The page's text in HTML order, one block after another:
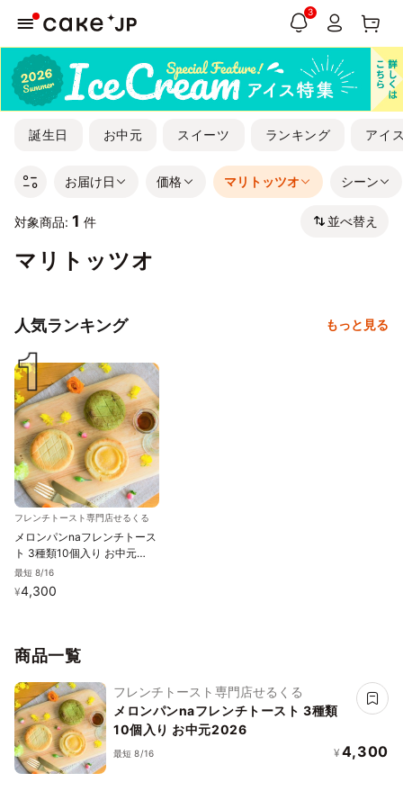
3
誕生日 お中元 スイーツ ランキング アイ
お届け日 価格 マリトッツオ シーン
対象商品: 1 件 並べ替え
マリトッツオ
人気ランキング もっと見る
フレンチトースト専門店せるくる
メロンパンnaフレンチトース
ト 3種類10個入り お中元
2026
最短 8/16
¥4,300
商品一覧
フレンチトースト専門店せるくる
メロンパンnaフレンチトースト 3種類
10個入り お中元2026
最短 8/16 ¥ 4,300